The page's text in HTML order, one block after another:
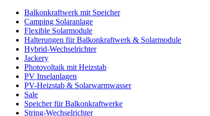
Balkonkraftwerk mit Speicher
Camping Solaranlage
Flexible Solarmodule
Halterungen für Balkonkraftwerk & Solarmodule
Hybrid-Wechselrichter
Jackery
Photovoltaik mit Heizstab
PV Inselanlagen
PV-Heizstab & Solarwarmwasser
Sale
Speicher für Balkonkraftwerke
String-Wechselrichter